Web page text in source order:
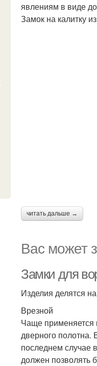
явлениям в виде
Замок на калитку
читать дальше →
Вас может
Замки для
Изделия делятся
Врезной
Чаще применяется
дверного полотна.
последнем случае
должен позволять